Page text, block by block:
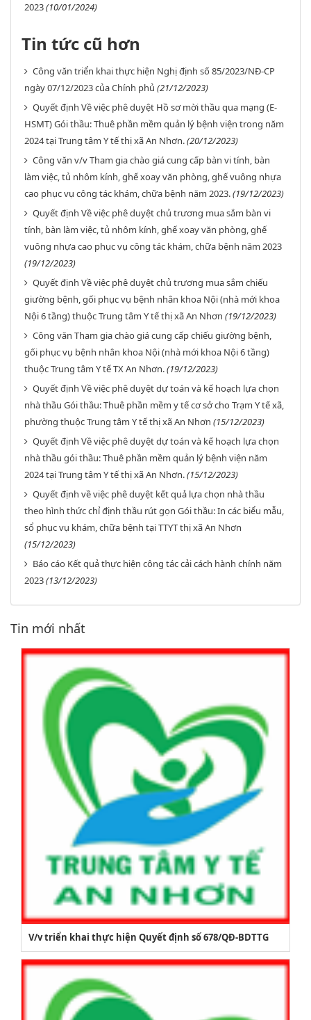
2023(10/01/2024)
Tin tức cũ hơn
Công văn triển khai thực hiện Nghị định số 85/2023/NĐ-CP
ngày 07/12/2023 của Chính phủ (21/12/2023)
Quyết định Về việc phê duyệt Hồ sơ mời thầu qua mạng (E-
HSMT) Gói thầu: Thuê phần mềm quản lý bệnh viện trong năm
2024 tại Trung tâm Y tế thị xã An Nhơn.(20/12/2023)
Công văn v/v Tham gia chào giá cung cấp bàn vi tính, bàn
làm việc, tủ nhôm kính, ghế xoay văn phòng, ghế vuông nhựa
cao phục vụ công tác khám, chữa bệnh năm 2023.(19/12/2023)
Quyết định Về việc phê duyệt chủ trương mua sắm bàn vi
tính, bàn làm việc, tủ nhôm kính, ghế xoay văn phòng, ghế
vuông nhựa cao phục vụ công tác khám, chữa bệnh năm 2023
(19/12/2023)
Quyết định Về việc phê duyệt chủ trương mua sắm chiếu
giường bệnh, gối phục vụ bệnh nhân khoa Nội (nhà mới khoa
Nội 6 tầng) thuộc Trung tâm Y tế thị xã An Nhơn (19/12/2023)
Công văn Tham gia chào giá cung cấp chiếu giường bệnh,
gối phục vụ bệnh nhân khoa Nội (nhà mới khoa Nội 6 tầng)
thuộc Trung tâm Y tế TX An Nhơn.(19/12/2023)
Quyết định Về việc phê duyệt dự toán và kế hoạch lựa chọn
nhà thầu Gói thầu: Thuê phần mềm y tế cơ sở cho Trạm Y tế xã,
phường thuộc Trung tâm Y tế thị xã An Nhơn (15/12/2023)
Quyết định Về việc phê duyệt dự toán và kế hoạch lựa chọn
nhà thầu gói thầu: Thuê phần mềm quản lý bệnh viện năm
2024 tại Trung tâm Y tế thị xã An Nhơn.(15/12/2023)
Quyết định về việc phê duyệt kết quả lựa chọn nhà thầu
theo hình thức chỉ định thầu rút gọn Gói thầu: In các biểu mẫu,
sổ phục vụ khám, chữa bệnh tại TTYT thị xã An Nhơn
(15/12/2023)
Báo cáo Kết quả thực hiện công tác cải cách hành chính năm
2023(13/12/2023)
Tin mới nhất
V/v triển khai thực hiện Quyết định số 678/QĐ-BDTTG